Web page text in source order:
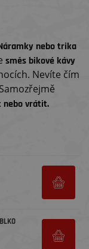
nebo trika
směs bikové kávy
Nevíte čím
nebo vrátit.